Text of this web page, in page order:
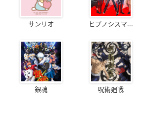
サンリオ ヒプノシスマ...
銀魂 呪術廻戦